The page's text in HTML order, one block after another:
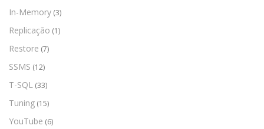
In-Memory (3)
Replicação (1)
Restore (7)
SSMS (12)
T-SQL (33)
Tuning (15)
YouTube (6)